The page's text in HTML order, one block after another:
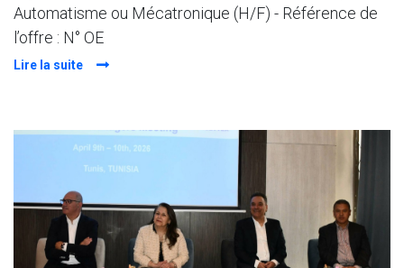
Automatisme ou Mécatronique (H/F) - Référence de
l’offre : N° OE
Lire la suite